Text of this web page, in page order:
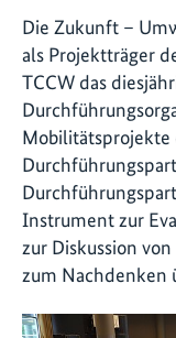
Die Zukunft –
als Projektträger
TCCW das
Mobilitätsprojekte
Instrument zur
zur Diskussion
zum Nachdenken